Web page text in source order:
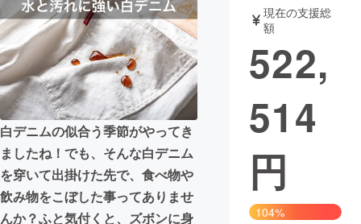
アート・写真 音楽
テクノロジー・ガジェット ゲーム・サ
映像・映画
ビジネス・起業
まちづくり・地域活性化
白デニムの似合う季節がやってき
ましたね！でも、そんな白デニム
を穿いて出掛けた先で、食べ物や
飲み物をこぼした事ってありませ
んか？ふと気付くと、ズボンに身
現在の支援総
額
522,
514
円
104%